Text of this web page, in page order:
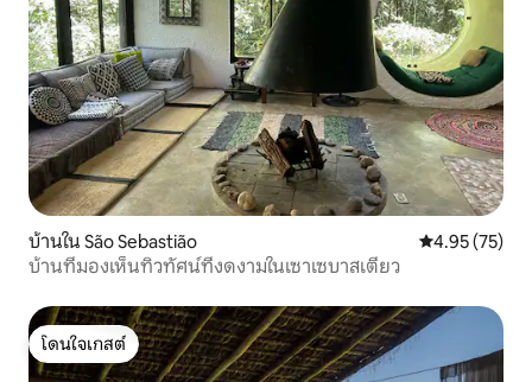
บ้านใน São Sebastião คะแนนเฉลี่ย
4.95 (75)
บ้านที่มองเห็นทิวทัศน์ที่งดงามในเซาเซบาสเตียว
โดนใจเกสต์
โดนใจเกสต์